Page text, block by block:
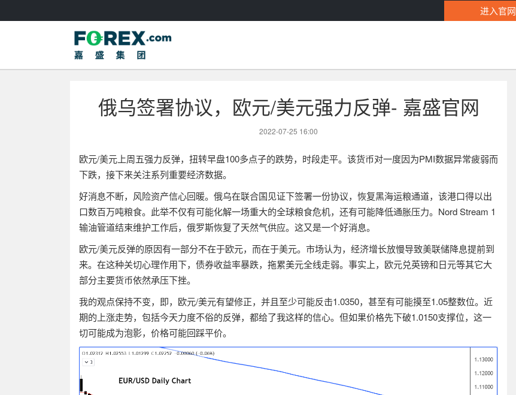
进入官网
俄乌签署协议，欧元/美元强力反弹- 嘉盛官网
2022-07-25 16:00
欧元/美元上周五强力反弹，扭转早盘100多点子的跌势，时段走平。该货币对一度因为PMI数据异常疲弱而
下跌，接下来关注系列重要经济数据。
好消息不断，风险资产信心回暖。俄乌在联合国见证下签署一份协议，恢复黑海运粮通道，该港口得以出
口数百万吨粮食。此举不仅有可能化解一场重大的全球粮食危机，还有可能降低通胀压力。 Nord Stream 1
输油管道结束维护工作后，俄罗斯恢复了天然气供应。这又是一个好消息。
欧元/美元反弹的原因有一部分不在于欧元，而在于美元。市场认为，经济增长放慢导致美联储降息提前到
来。在这种关切心理作用下，债券收益率暴跌，拖累美元全线走弱。事实上，欧元兑英镑和日元等其它大
部分主要货币依然承压下挫。
我的观点保持不变，即，欧元/美元有望修正，并且至少可能反击1.0350，甚至有可能摸至1.05整数位。近
期的上涨走势，包括今天力度不俗的反弹，都给了我这样的信心。但如果价格先下破1.0150支撑位，这一
切可能成为泡影，价格可能回踩平价。